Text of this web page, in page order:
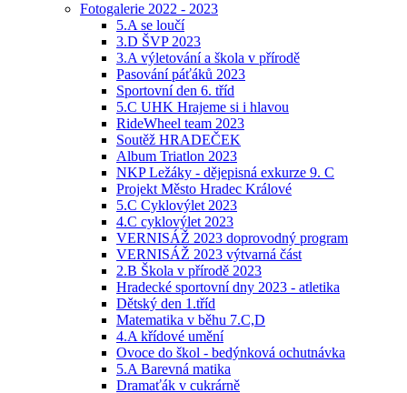
Fotogalerie 2022 - 2023
5.A se loučí
3.D ŠVP 2023
3.A výletování a škola v přírodě
Pasování páťáků 2023
Sportovní den 6. tříd
5.C UHK Hrajeme si i hlavou
RideWheel team 2023
Soutěž HRADEČEK
Album Triatlon 2023
NKP Ležáky - dějepisná exkurze 9. C
Projekt Město Hradec Králové
5.C Cyklovýlet 2023
4.C cyklovýlet 2023
VERNISÁŽ 2023 doprovodný program
VERNISÁŽ 2023 výtvarná část
2.B Škola v přírodě 2023
Hradecké sportovní dny 2023 - atletika
Dětský den 1.tříd
Matematika v běhu 7.C,D
4.A křídové umění
Ovoce do škol - bedýnková ochutnávka
5.A Barevná matika
Dramaťák v cukrárně